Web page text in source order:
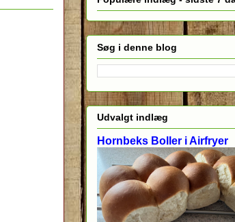
Søg i denne blog
Udvalgt indlæg
Hornbeks Boller i Airfryer